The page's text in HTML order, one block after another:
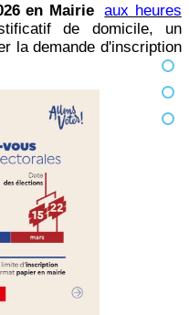
en Mairie
aux heures
de domicile, un
la demande d'inscription